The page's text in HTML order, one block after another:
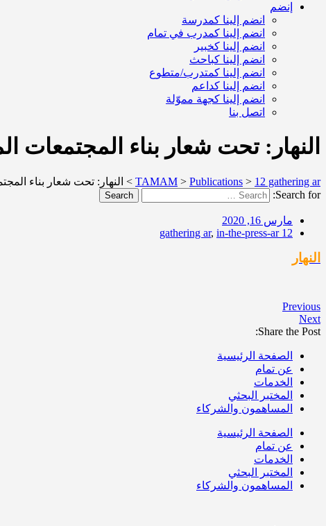
إنضم
انضم إلينا كمدرسة
انضم إلينا كمدرب في تمام
انضم إلينا كخبير
انضم إلينا كباحث
انضم إلينا كمتدرب/متطوع
انضم إلينا كداعم
انضم إلينا كجهة مموّلة
اتصل بنا
النهار: تحت شعار بناء المجتمعات
TAMAM > Publications > 12 gathering ar
> النهار: تحت شعار بناء
Search for:
Search
مارس 16, 2020
12 gathering ar
, in-the-press-ar
النهار
Previous
Next
Share the Post:
الصفحة الرئيسية
عن تمام
الخدمات
المختبر البحثي
المساهمون والشركاء
الصفحة الرئيسية
عن تمام
الخدمات
المختبر البحثي
المساهمون والشركاء